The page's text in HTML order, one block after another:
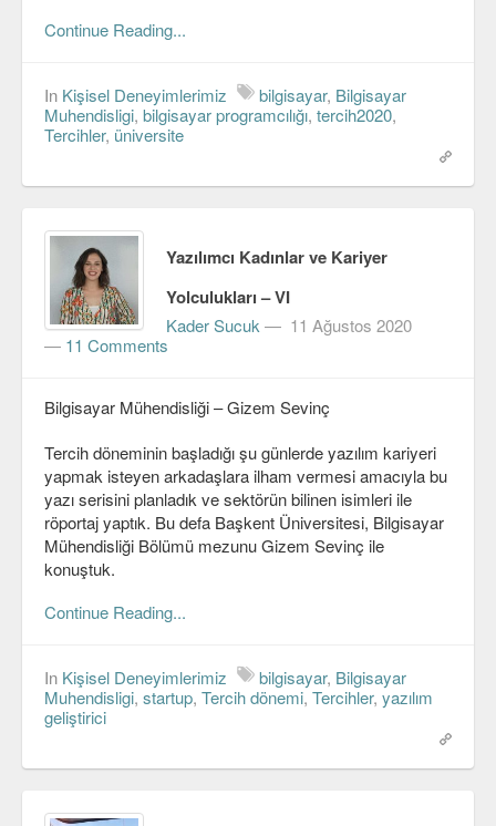
Continue Reading...
In Kişisel Deneyimlerimiz bilgisayar, Bilgisayar
Muhendisligi, bilgisayar programcılığı, tercih2020,
Tercihler, üniversite
Yazılımcı Kadınlar ve Kariyer
Yolculukları – VI
Kader Sucuk — 11 Ağustos 2020
— 11 Comments
Bilgisayar Mühendisliği – Gizem Sevinç
Tercih döneminin başladığı şu günlerde yazılım kariyeri
yapmak isteyen arkadaşlara ilham vermesi amacıyla bu
yazı serisini planladık ve sektörün bilinen isimleri ile
röportaj yaptık. Bu defa Başkent Üniversitesi, Bilgisayar
Mühendisliği Bölümü mezunu Gizem Sevinç ile
konuştuk.
Continue Reading...
In Kişisel Deneyimlerimiz bilgisayar, Bilgisayar
Muhendisligi, startup, Tercih dönemi, Tercihler, yazılım
geliştirici